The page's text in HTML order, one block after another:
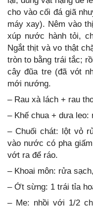
cho vào cối đá giã
máy xay). Nêm vào
xúp nước hành tỏi,
Ngắt thịt và vo thật
tròn to bằng trái tắc;
cây đũa tre (đã vót
mới nướng.
– Rau xà lách + rau
– Khế chua + dưa leo:
– Chuối chát: lột vỏ
vào nước có pha
vớt ra để ráo.
– Khoai môn: rửa
– Ớt sừng: 1 trái tỉa
– Me: nhồi với 1/2